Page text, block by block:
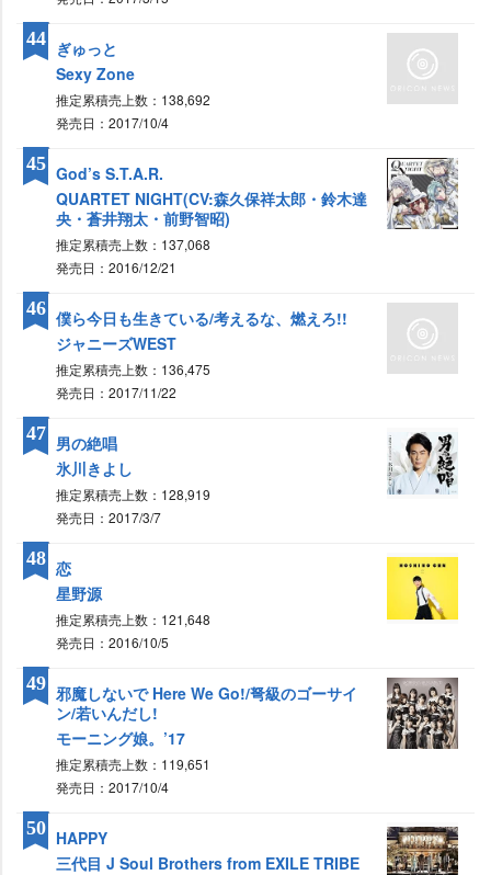
ぎゅっと
Sexy Zone
推定累積売上数：138,692
発売日：2017/10/4
44
God’s S.T.A.R.
QUARTET NIGHT(CV:森久保祥太郎・鈴木達
央・蒼井翔太・前野智昭)
推定累積売上数：137,068
発売日：2016/12/21
45
僕ら今日も生きている/考えるな、燃えろ!!
ジャニーズWEST
推定累積売上数：136,475
発売日：2017/11/22
46
男の絶唱
氷川きよし
推定累積売上数：128,919
発売日：2017/3/7
47
恋
星野源
推定累積売上数：121,648
発売日：2016/10/5
48
邪魔しないで Here We Go!/弩級のゴーサイ
ン/若いんだし!
モーニング娘。’17
推定累積売上数：119,651
発売日：2017/10/4
49
HAPPY
三代目 J Soul Brothers from EXILE TRIBE
50